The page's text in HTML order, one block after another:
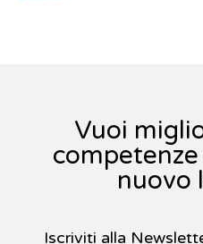
Vuoi
nuovo
Iscriviti alla